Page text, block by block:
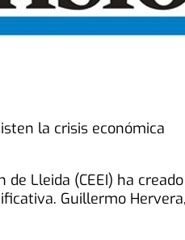
la crisis económica
Lleida (CEEI) ha
Guillermo